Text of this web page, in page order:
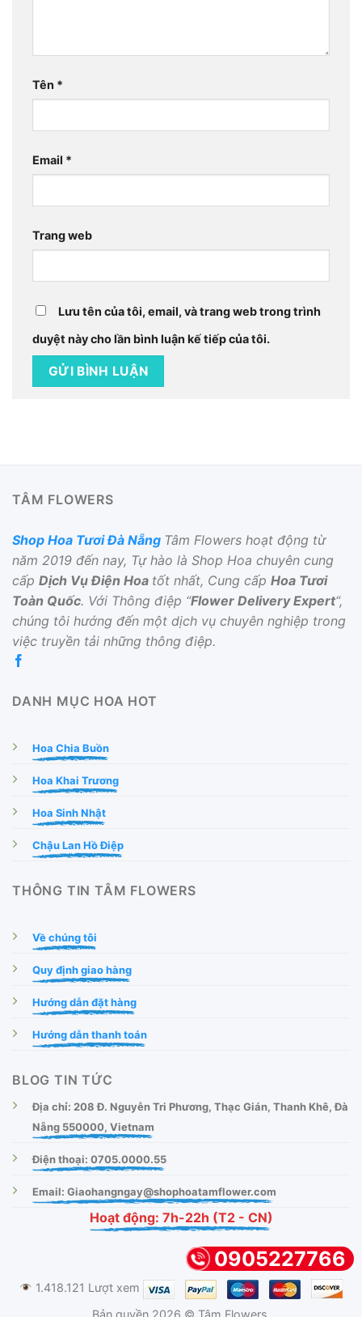
Tên *
Email *
Trang web
Lưu tên của tôi, email, và trang web trong trình
duyệt này cho lần bình luận kế tiếp của tôi.
TÂM FLOWERS
Shop Hoa Tươi Đà Nẵng Tâm Flowers hoạt động từ
năm 2019 đến nay, Tự hào là Shop Hoa chuyên cung
cấp Dịch Vụ Điện Hoa tốt nhất, Cung cấp Hoa Tươi
Toàn Quốc. Với Thông điệp “Flower Delivery Expert“,
chúng tôi hướng đến một dịch vụ chuyên nghiệp trong
việc truyền tải những thông điệp.
DANH MỤC HOA HOT
Hoa Chia Buồn
Hoa Khai Trương
Hoa Sinh Nhật
Chậu Lan Hồ Điệp
THÔNG TIN TÂM FLOWERS
Về chúng tôi
Quy định giao hàng
Hướng dẫn đặt hàng
Hướng dẫn thanh toán
BLOG TIN TỨC
Địa chỉ: 208 Đ. Nguyễn Tri Phương, Thạc Gián, Thanh Khê, Đà
Nẵng 550000, Vietnam
Điện thoại: 0705.0000.55
Email: Giaohangngay@shophoatamflower.com
Hoạt động: 7h-22h (T2 - CN)
1.418.121 Lượt xem
0905227766